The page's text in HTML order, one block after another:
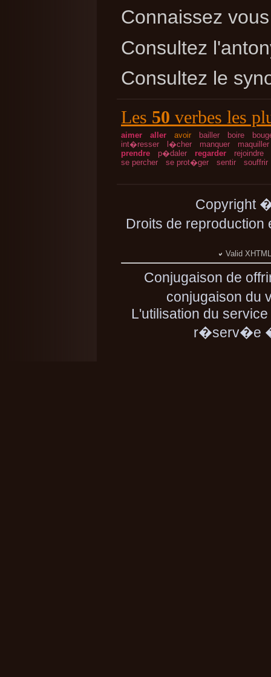
Connaissez
Consultez
Consultez le
Les 50 verbes les
aimer aller avoir bailler boire
int�resser
l�cher manquer
maquiller
prendre
p�daler regarder
rejoindre
se percher
se prot�ger sentir souffrir
Copyright
Droits de
Valid
Conjugaison de
conjugaison du
L'utilisation du
r�serv�e �